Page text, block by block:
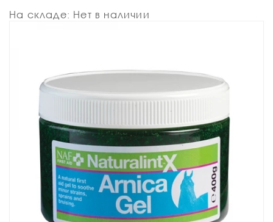
На складе: Нет в наличии